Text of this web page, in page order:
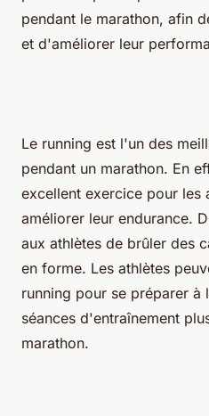
pendant le marathon, afin
et d'améliorer leur
Le running est l'un des
pendant un marathon. En
excellent exercice pour les
améliorer leur endurance.
aux athlètes de brûler des
en forme. Les athlètes
running pour se préparer à
séances d'entraînement
marathon.